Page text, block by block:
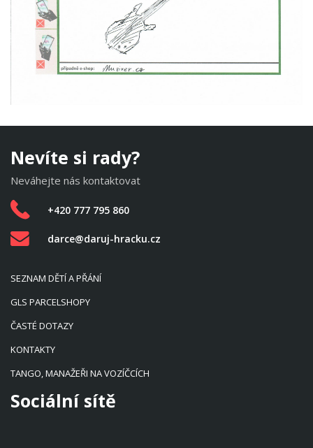
Nevíte si rady?
Neváhejte nás kontaktovat
+420 777 795 860
darce@daruj-hracku.cz
SEZNAM DĚTÍ A PŘÁNÍ
GLS PARCELSHOPY
ČASTÉ DOTAZY
KONTAKTY
TANGO, MANAŽEŘI NA VOZÍČCÍCH
Sociální sítě